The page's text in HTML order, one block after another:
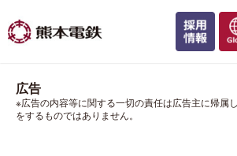
広告
※広告の内容等に関する一切の責任は広告主に帰属
をするものではありません。